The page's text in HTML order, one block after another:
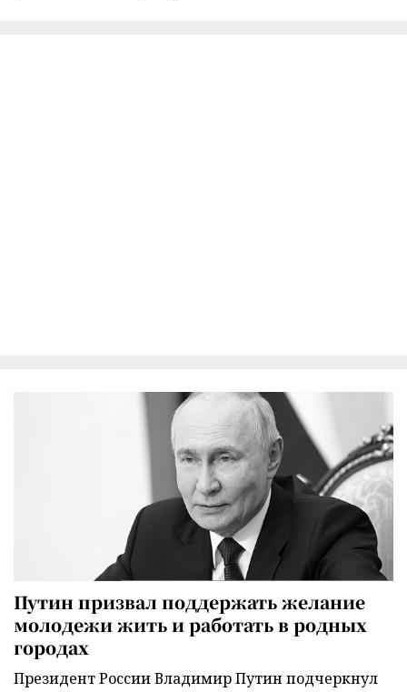
Путин призвал поддержать желание
молодежи жить и работать в родных
городах
Президент России Владимир Путин подчеркнул